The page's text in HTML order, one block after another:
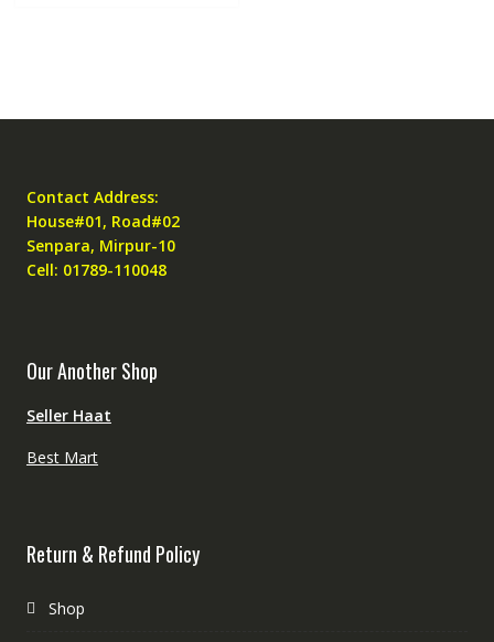
Contact Address:
House#01, Road#02
Senpara, Mirpur-10
Cell: 01789-110048
Our Another Shop
Seller Haat
Best Mart
Return & Refund Policy
Shop